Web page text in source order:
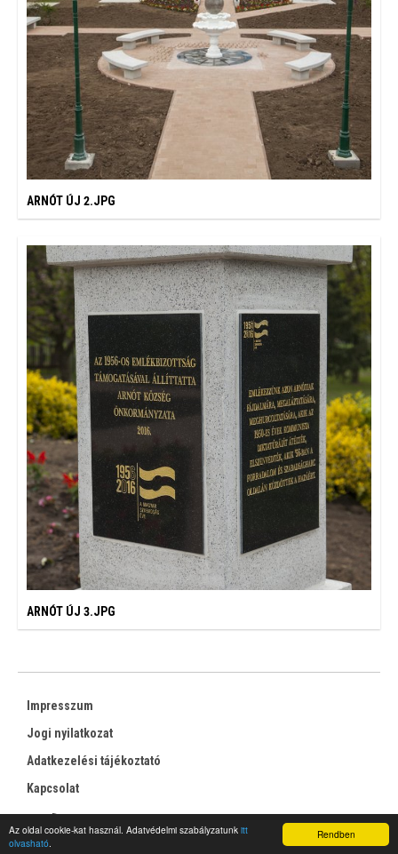
Rendben
Az oldal cookie-kat használ. Adatvédelmi szabályzatunk itt
olvasható.
ARNÓT ÚJ 2.JPG
ARNÓT ÚJ 3.JPG
Impresszum
Jogi nyilatkozat
Adatkezelési tájékoztató
Kapcsolat